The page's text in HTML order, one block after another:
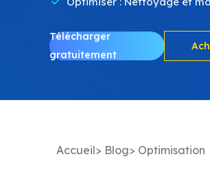
Télécharger
gratuitement
Accueil> Blog> Optimisation